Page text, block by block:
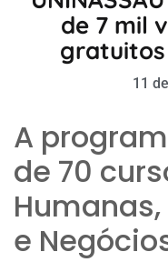
de 7 mil
11
A
de 70
Humanas,
e